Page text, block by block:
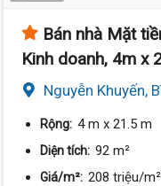
Bán nhà Mặt
Kinh doanh, 4m x
Nguyễn Khuyến,
Rộng: 4 m x 21.5 m
Diện tích: 92 m²
Giá/m²: 208 triệu/m²